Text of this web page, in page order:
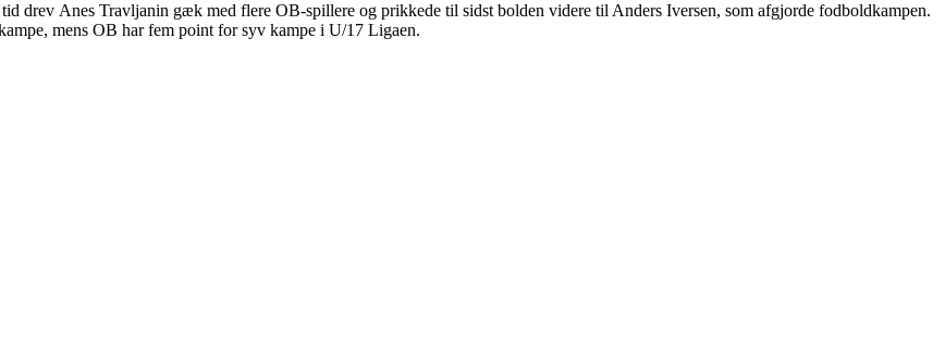
drev Anes Travljanin gæk med flere OB-spillere og prikkede til sidst bolden videre til Anders Iversen, som afgjorde fodboldkampen.
mens OB har fem point for syv kampe i U/17 Ligaen.